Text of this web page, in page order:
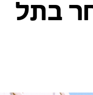
בתל